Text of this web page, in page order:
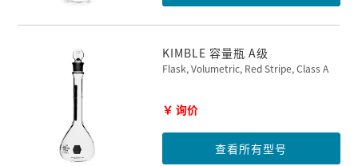
KIMBLE 容量瓶 A级
Flask, Volumetric, Red Stripe, Class A
￥ 询价
查看所有型号